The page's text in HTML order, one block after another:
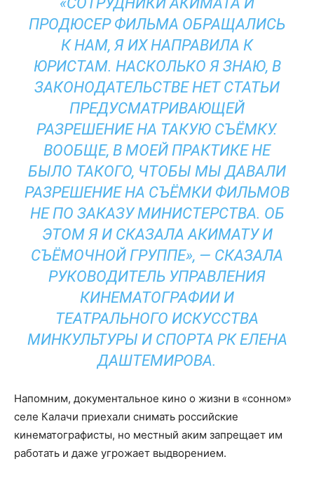
ПРОДЮСЕР ФИЛЬМА ОБРАЩАЛИСЬ
К НАМ, Я ИХ НАПРАВИЛА К
ЮРИСТАМ. НАСКОЛЬКО Я ЗНАЮ, В
ЗАКОНОДАТЕЛЬСТВЕ НЕТ СТАТЬИ
ПРЕДУСМАТРИВАЮЩЕЙ
РАЗРЕШЕНИЕ НА ТАКУЮ СЪЁМКУ.
ВООБЩЕ, В МОЕЙ ПРАКТИКЕ НЕ
БЫЛО ТАКОГО, ЧТОБЫ МЫ ДАВАЛИ
РАЗРЕШЕНИЕ НА СЪЁМКИ ФИЛЬМОВ
НЕ ПО ЗАКАЗУ МИНИСТЕРСТВА. ОБ
ЭТОМ Я И СКАЗАЛА АКИМАТУ И
СЪЁМОЧНОЙ ГРУППЕ», — СКАЗАЛА
РУКОВОДИТЕЛЬ УПРАВЛЕНИЯ
КИНЕМАТОГРАФИИ И
ТЕАТРАЛЬНОГО ИСКУССТВА
МИНКУЛЬТУРЫ И СПОРТА РК ЕЛЕНА
ДАШТЕМИРОВА.
Напомним, документальное кино о жизни в «сонном»
селе Калачи приехали снимать российские
кинематографисты, но местный аким запрещает им
работать и даже угрожает выдворением.